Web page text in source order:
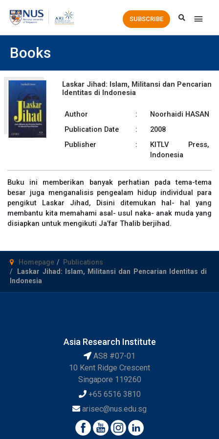
Main
SUBSCRIBE
Books
Laskar Jihad: Islam, Militansi dan Pencarian
Identitas di Indonesia
Author :
Noorhaidi HASAN
Publication Date
:
2008
Publisher
:
KITLV Press,
Indonesia
Buku ini memberikan banyak perhatian pada tema-tema
besar juga menganalisis pengealam hidup individual para
pengikut Laskar Jihad, Disini ditemukan hal- hal yang
membantu kita memahami asal- usul naka- anak muda yang
disiapkan untuk mengikuti Ja’far Thalib berjihad.
Homepage
Publications
Laskar Jihad: Islam, Militansi dan Pencarian Identitas di
Indonesia
Asia Research Institute
AS8 #07-01
10 Kent Ridge Crescent
Singapore 119260
+65 6516 3810
arisec@nus.edu.sg